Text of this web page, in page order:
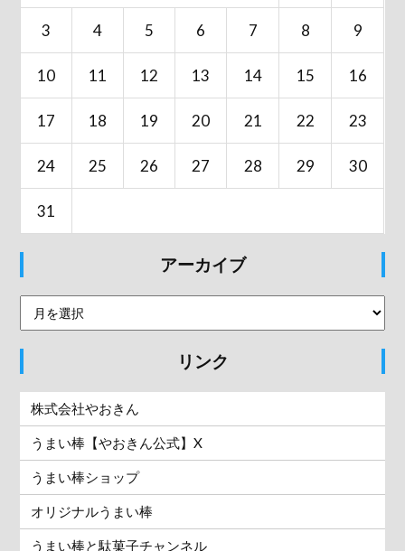
3 4 5 6 7 8 9
10 11 12 13 14 15 16
17 18 19 20 21 22 23
24 25 26 27 28 29 30
31
アーカイブ
リンク
株式会社やおきん
うまい棒【やおきん公式】X
うまい棒ショップ
オリジナルうまい棒
うまい棒と駄菓子チャンネル